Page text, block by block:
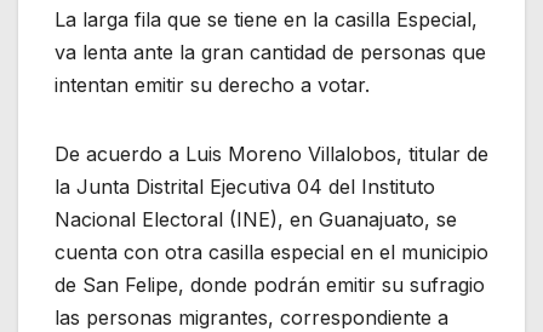
La larga fila que se tiene en la casilla Especial,
va lenta ante la gran cantidad de personas que
intentan emitir su derecho a votar.
De acuerdo a Luis Moreno Villalobos, titular de
la Junta Distrital Ejecutiva 04 del Instituto
Nacional Electoral (INE), en Guanajuato, se
cuenta con otra casilla especial en el municipio
de San Felipe, donde podrán emitir su sufragio
las personas migrantes, correspondiente a